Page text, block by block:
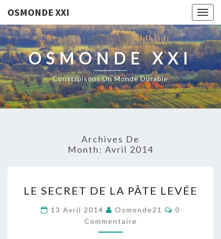
OSMONDE XXI
OSMONDE XXI
Construisons Un Monde Durable
Archives De
Month: Avril 2014
SECRET
DE
LA
PÂTE
LE SECRET DE LA PÂTE LEVÉE
13 Avril 2014 Osmonde21
0
Commentaire